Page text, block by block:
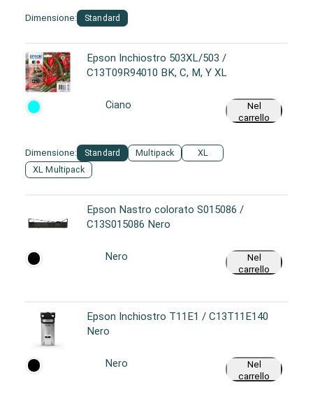
Dimensione: Standard
Epson Inchiostro 503XL/503 /
C13T09R94010 BK, C, M, Y XL
Dimensione: Standard Multipack
XL
XL Multipack
Ciano
Nel
carrello
Epson Nastro colorato S015086 /
C13S015086 Nero
Nero
Nel
carrello
Epson Inchiostro T11E1 / C13T11E140
Nero
Nero
Nel
carrello